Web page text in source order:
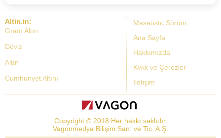
Masaüstü Sürüm
Ana Sayfa
Hakkımızda
Kvkk ve Çerezler
İletişim
Altin.in:
Gram Altın
Döviz
Altın
Cumhuriyet Altını
Dolar Kuru
Copyright © 2018 Her hakkı saklıdır.
Vagonmedya Bilişim San. ve Tic. A.Ş.